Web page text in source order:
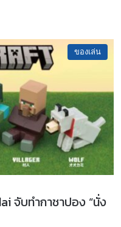
ของเล่น
จับทำกาชาปอง “นั่ง